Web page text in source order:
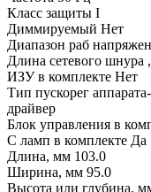
Класс защиты I
Диммируемый Нет
Диапазон раб
Длина сетевого шнура
ИЗУ в комплекте Нет
Тип пускорег
драйвер
Блок управления в
С ламп в комплекте Да
Длина, мм 103.0
Ширина, мм 95.0
Высота или глубина,